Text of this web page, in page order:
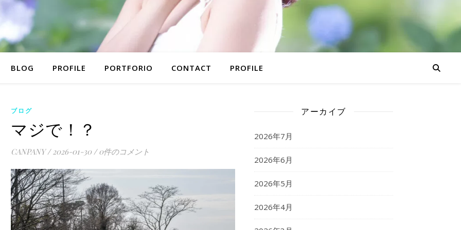
BLOG PROFILE PORTFORIO CONTACT PROFILE
ブログ
マジで！？
CANPANY / 2026-01-30 / 0件のコメント
アーカイブ
2026年7月
2026年6月
2026年5月
2026年4月